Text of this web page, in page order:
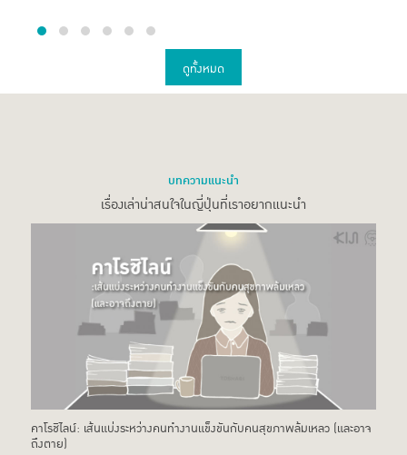
ดูทั้งหมด
บทความแนะนำ
เรื่องเล่าน่าสนใจในญี่ปุ่นที่เราอยากแนะนำ
คาโรชิไลน์: เส้นแบ่งระหว่างคนทำงานแข็งขันกับคนสุขภาพล้มเหลว (และอาจ
ถึงตาย)